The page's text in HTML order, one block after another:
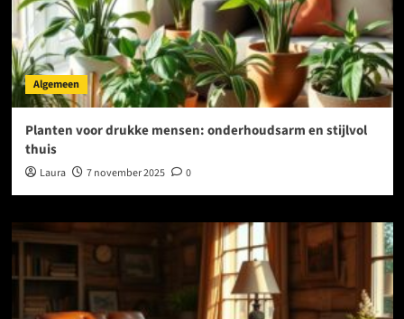
Algemeen
Planten voor drukke mensen: onderhoudsarm en stijlvol
thuis
Laura 7 november 2025 0